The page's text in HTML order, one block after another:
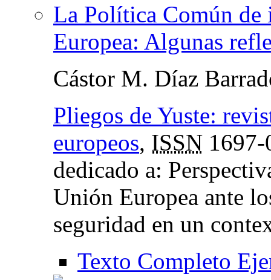
La Política Común
Europea: Algunas
Cástor M. Díaz
Pliegos de Yuste:
europeos, ISSN
dedicado a:
Unión Europea ante
seguridad en un
Texto Completo